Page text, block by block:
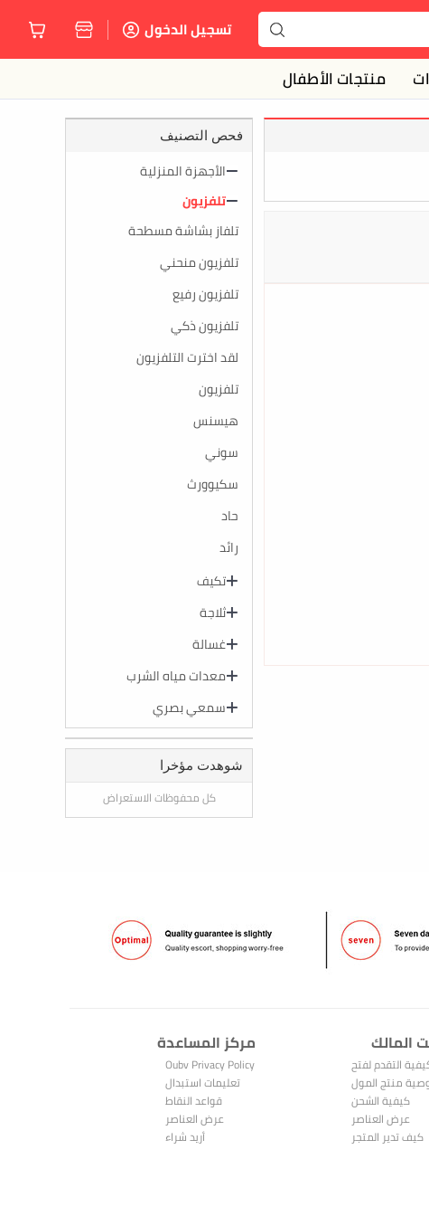
تسجيل الدخول
منتجات الأطفال
فحص التصنيف
الأجهزة المنزلية
تلفزيون
تلفاز بشاشة مسطحة
تلفزيون منحني
تلفزيون رفيع
تلفزيون ذكي
لقد اخترت التلفزيون
تلفزيون
هيسنس
سوني
سكيوورث
حاد
رائد
تكيف
ثلاجة
غسالة
معدات مياه الشرب
سمعي بصري
شوهدت مؤخرا
كل محفوظات الاستعراض
مركز المساعدة
Oubv Privacy Policy
تعليمات استبدال
النقاط
قواعد النقاط
عرض العناصر
المشتراة
أريد شراء
المالك
التقدم لفتح
متجر
منتج المول
كيفية الشحن
عرض العناصر
المباعة
كيف تدير المتجر